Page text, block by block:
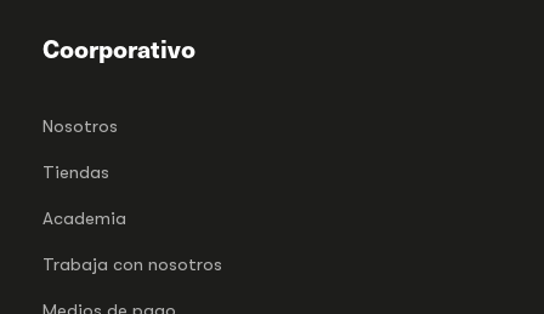
Coorporativo
Nosotros
Tiendas
Academia
Trabaja con nosotros